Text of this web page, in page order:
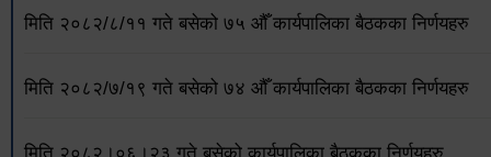
मिति २०८२/८/११ गते बसेको ७५ औँ कार्यपालिका बैठकका निर्णयहरु
मिति २०८२/७/१९ गते बसेको ७४ औँ कार्यपालिका बैठकका निर्णयहरु